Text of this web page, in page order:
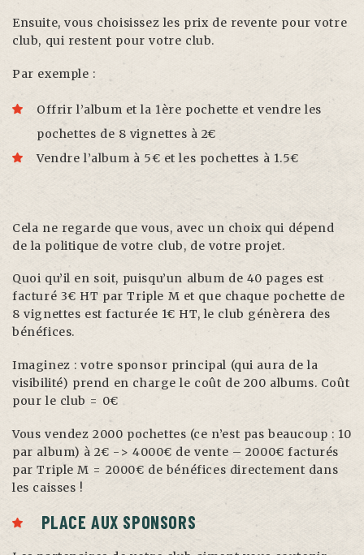
Ensuite, vous choisissez les prix de revente pour votre
club, qui restent pour votre club.
Par exemple :
Offrir l’album et la 1ère pochette et vendre les
pochettes de 8 vignettes à 2€
Vendre l’album à 5€ et les pochettes à 1.5€
Cela ne regarde que vous, avec un choix qui dépend
de la politique de votre club, de votre projet.
Quoi qu’il en soit, puisqu’un album de 40 pages est
facturé 3€ HT par Triple M et que chaque pochette de
8 vignettes est facturée 1€ HT, le club génèrera des
bénéfices.
Imaginez : votre sponsor principal (qui aura de la
visibilité) prend en charge le coût de 200 albums. Coût
pour le club = 0€
Vous vendez 2000 pochettes (ce n’est pas beaucoup : 10
par album) à 2€ -> 4000€ de vente – 2000€ facturés
par Triple M = 2000€ de bénéfices directement dans
les caisses !
PLACE AUX SPONSORS